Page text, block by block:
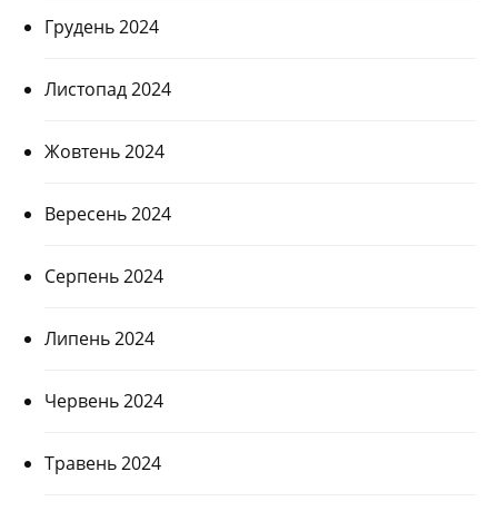
Грудень 2024
Листопад 2024
Жовтень 2024
Вересень 2024
Серпень 2024
Липень 2024
Червень 2024
Травень 2024